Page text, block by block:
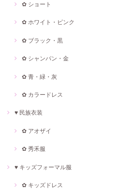
✿ ショート
✿ ホワイト・ピンク
✿ ブラック・黒
✿ シャンパン・金
✿ 青・緑・灰
✿ カラードレス
♥ 民族衣装
✿ アオザイ
✿ 秀禾服
♥ キッズフォーマル服
✿ キッズドレス